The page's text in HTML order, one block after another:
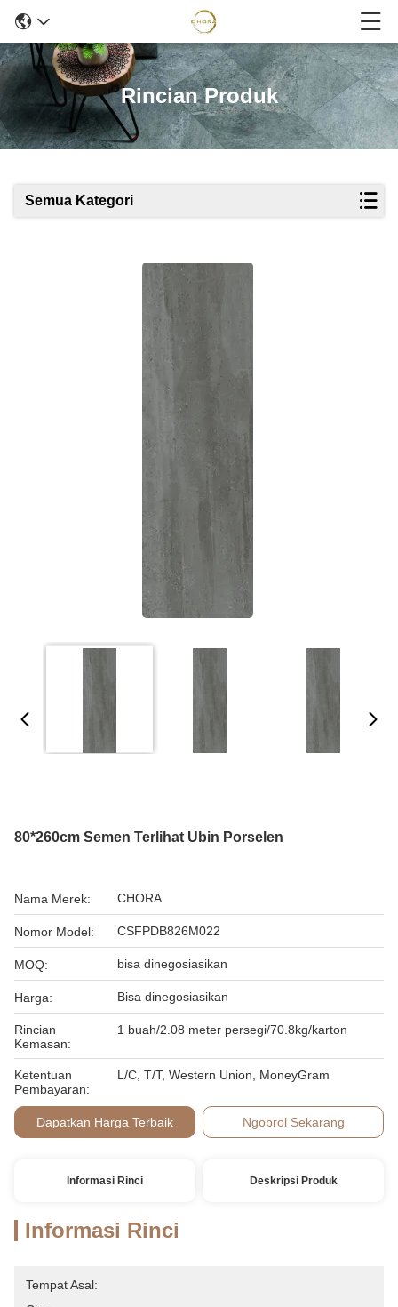
Rincian Produk
Semua Kategori
80*260cm Semen Terlihat Ubin Porselen
Nama Merek: CHORA
Nomor Model: CSFPDB826M022
MOQ: bisa dinegosiasikan
Harga: Bisa dinegosiasikan
Rincian
Kemasan:
1 buah/2.08 meter persegi/70.8kg/karton
Ketentuan
Pembayaran:
L/C, T/T, Western Union, MoneyGram
Dapatkan Harga Terbaik Ngobrol Sekarang
Informasi Rinci Deskripsi Produk
Informasi Rinci
Tempat Asal: